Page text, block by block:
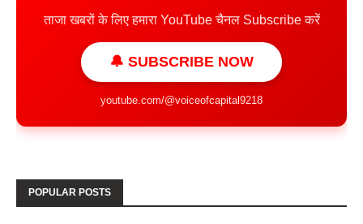
ताजा खबरों के लिए हमारा YouTube चैनल Subscribe करें
🔔 SUBSCRIBE NOW
youtube.com/@voiceofcapital9218
POPULAR POSTS